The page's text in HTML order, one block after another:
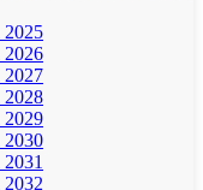
2025
2026
2027
2028
2029
2030